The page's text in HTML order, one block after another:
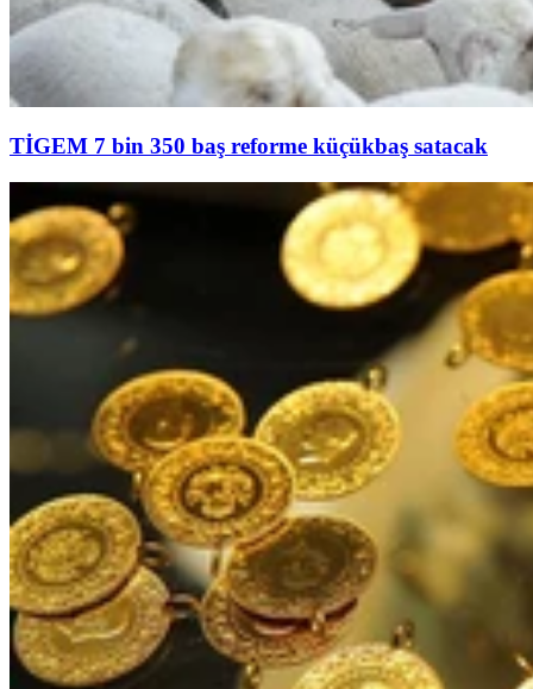
TİGEM 7 bin 350 baş reforme küçükbaş satacak